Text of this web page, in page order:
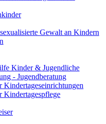
Gewalt an Kindern
Kinder & Jugendliche
- Jugendberatung
Kindertageseinrichtungen
Kindertagespflege